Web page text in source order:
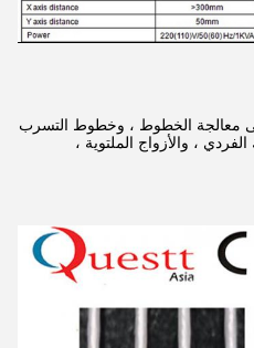
معالجة الخطوط ، وخطوط التسرب
، والأزواج الملتوية ،